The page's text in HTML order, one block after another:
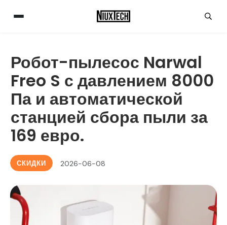
Робот-пылесос Narwal
Freo S с давлением 8000
Па и автоматической
станцией сбора пыли за
169 евро.
СКИДКИ 2026-06-08